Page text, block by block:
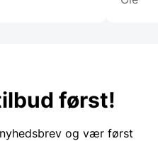
først!
og vær først